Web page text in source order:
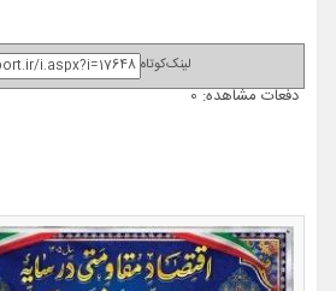
لینک‌کوتاه
دفعات مشاهده: 0